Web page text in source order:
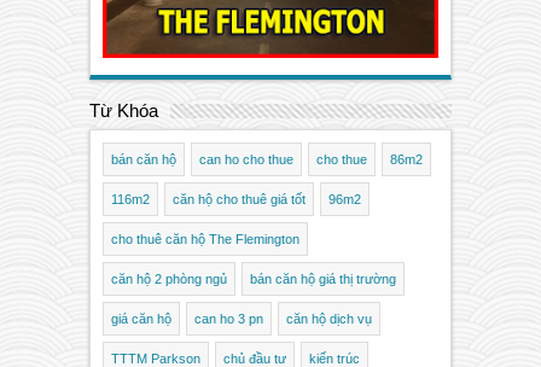
Từ Khóa
bán căn hộ can ho cho thue cho thue 86m2
116m2 căn hộ cho thuê giá tốt 96m2
cho thuê căn hộ The Flemington
căn hộ 2 phòng ngủ bán căn hộ giá thị trường
giá căn hộ can ho 3 pn căn hộ dịch vụ
TTTM Parkson chủ đầu tư kiến trúc